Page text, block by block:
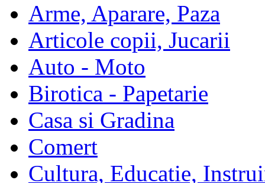
Arme, Aparare, Paza
Articole copii, Jucarii
Auto - Moto
Birotica - Papetarie
Casa si Gradina
Comert
Cultura, Educatie,